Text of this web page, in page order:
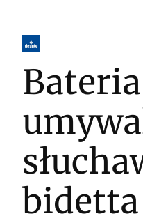
Bateria
bidetta